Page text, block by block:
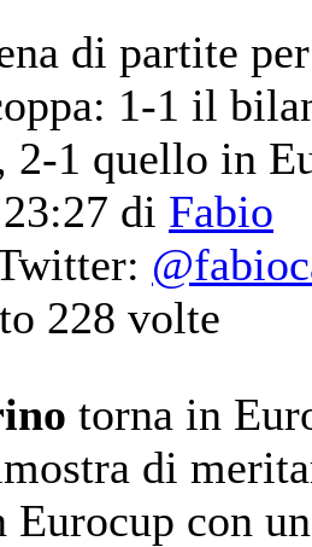
di partite
1-1 il
2-1 quello in
di Fabio
228 volte
torna in
di
con